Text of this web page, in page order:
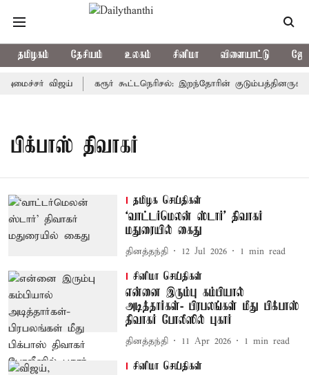
தமிழகம் தேசியம் உலகம் சினிமா விளையாட்டு
அமைச்சர் விஜய் கரூர் கூட்டநெரிசல்: இறந்தோரின்
பிக்பாஸ் திவாகர்
தமிழக செய்திகள்
‘வாட்டர்மெலன் ஸ்டார்' திவாகர்
மதுரையில் கைது
தினத்தந்தி 12 Jul 2026 1 min read
சினிமா செய்திகள்
என்னை இரும்பு கம்பியால்
அடித்தார்கள்- பிரபலங்கள் மீது பிக்பாஸ்
திவாகர் போலீஸில் புகார்
தினத்தந்தி 11 Apr 2026 1 min read
சினிமா செய்திகள்